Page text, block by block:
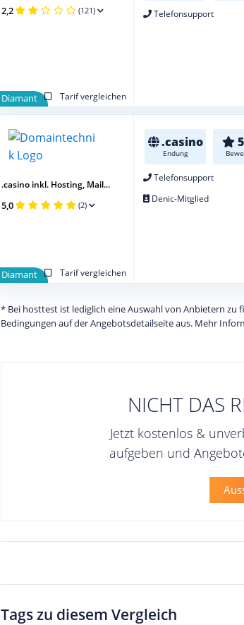
Telefonsupport
Diamant Tarif vergleichen
2,2 (121)
.casino
Endung
Telefonsupport
Denic-Mitglied
Diamant Tarif vergleichen
.casino inkl. Hosting, Mail...
5,0 (2)
* Bei hosttest ist lediglich eine Auswahl von Anbietern
Bedingungen auf der Angebotsdetailseite aus. Mehr
NICHT DAS
Jetzt kostenlos &
aufgeben und
Tags zu diesem Vergleich